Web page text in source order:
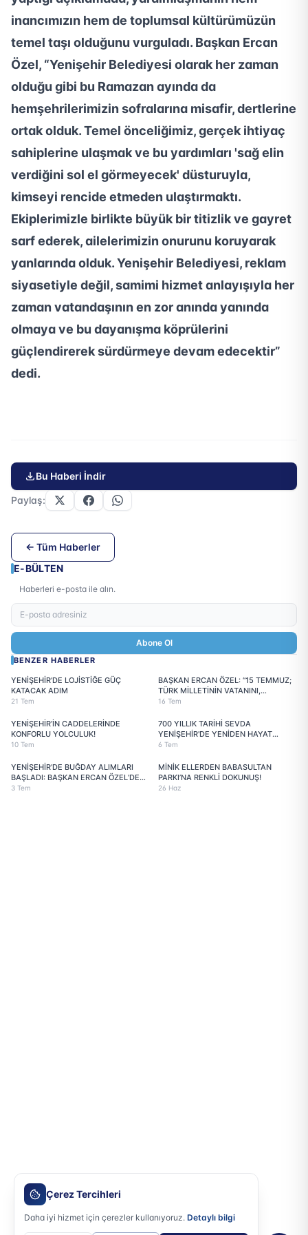
E-BÜLTEN
Haberleri e-posta ile alın.
Abone Ol
BENZER HABERLER
YENİŞEHİR’DE LOJİSTİĞE GÜÇ
KATACAK ADIM
21 Tem
BAŞKAN ERCAN ÖZEL: “15 TEMMUZ;
TÜRK MİLLETİNİN VATANINI,
BAYRAĞINI, EZANINI SAVUNDUĞU
16 Tem
YENİŞEHİR’İN CADDELERİNDE
KONFORLU YOLCULUK!
10 Tem
700 YILLIK TARİHİ SEVDA
YENİŞEHİR'DE YENİDEN HAYAT
BULDU
6 Tem
YENİŞEHİR’DE BUĞDAY ALIMLARI
BAŞLADI: BAŞKAN ERCAN ÖZEL’DEN
ÜRETİCİYE TAM DESTEK
3 Tem
MİNİK ELLERDEN BABASULTAN
PARKI’NA RENKLİ DOKUNUŞ!
26 Haz
inancımızın hem de toplumsal kültürümüzün
temel taşı olduğunu vurguladı. Başkan Ercan
Özel, “Yenişehir Belediyesi olarak her zaman
olduğu gibi bu Ramazan ayında da
hemşehrilerimizin sofralarına misafir, dertlerine
ortak olduk. Temel önceliğimiz, gerçek ihtiyaç
sahiplerine ulaşmak ve bu yardımları 'sağ elin
verdiğini sol el görmeyecek' düsturuyla,
kimseyi rencide etmeden ulaştırmaktı.
Ekiplerimizle birlikte büyük bir titizlik ve gayret
sarf ederek, ailelerimizin onurunu koruyarak
yanlarında olduk. Yenişehir Belediyesi, reklam
siyasetiyle değil, samimi hizmet anlayışıyla her
zaman vatandaşının en zor anında yanında
olmaya ve bu dayanışma köprülerini
güçlendirerek sürdürmeye devam edecektir”
dedi.
Bu Haberi İndir
Paylaş:
← Tüm Haberler
Çerez Tercihleri
Daha iyi hizmet için çerezler kullanıyoruz. Detaylı bilgi